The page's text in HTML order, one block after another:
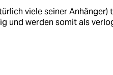
viele seiner
und werden somit als